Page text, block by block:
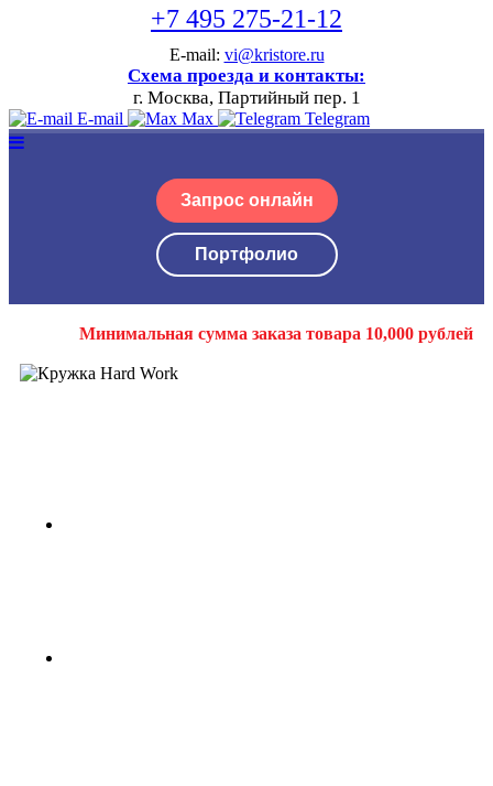
+7 495 275-21-12
E-mail: vi@kristore.ru
Схема проезда и контакты:
г. Москва, Партийный пер. 1
E-mail Max Telegram
Запрос онлайн
Портфолио
Минимальная сумма заказа товара 10,000 рублей